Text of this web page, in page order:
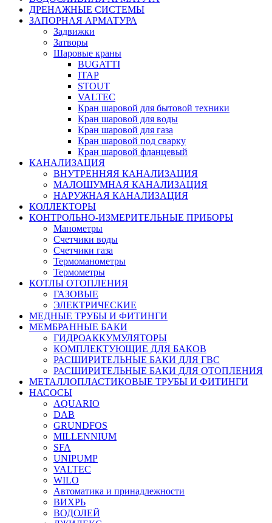
ДРЕНАЖНЫЕ СИСТЕМЫ
ЗАПОРНАЯ АРМАТУРА
Задвижки
Затворы
Шаровые краны
BUGATTI
ITAP
STOUT
VALTEC
Кран шаровой для бытовой техники
Кран шаровой для воды
Кран шаровой для газа
Кран шаровой под сварку
Кран шаровой фланцевый
КАНАЛИЗАЦИЯ
ВНУТРЕННЯЯ КАНАЛИЗАЦИЯ
МАЛОШУМНАЯ КАНАЛИЗАЦИЯ
НАРУЖНАЯ КАНАЛИЗАЦИЯ
КОЛЛЕКТОРЫ
КОНТРОЛЬНО-ИЗМЕРИТЕЛЬНЫЕ ПРИБОРЫ
Манометры
Счетчики воды
Счетчики газа
Термоманометры
Термометры
КОТЛЫ ОТОПЛЕНИЯ
ГАЗОВЫЕ
ЭЛЕКТРИЧЕСКИЕ
МЕДНЫЕ ТРУБЫ И ФИТИНГИ
МЕМБРАННЫЕ БАКИ
ГИДРОАККУМУЛЯТОРЫ
КОМПЛЕКТУЮЩИЕ ДЛЯ БАКОВ
РАСШИРИТЕЛЬНЫЕ БАКИ ДЛЯ ГВС
РАСШИРИТЕЛЬНЫЕ БАКИ ДЛЯ ОТОПЛЕНИЯ
МЕТАЛЛОПЛАСТИКОВЫЕ ТРУБЫ И ФИТИНГИ
НАСОСЫ
AQUARIO
DAB
GRUNDFOS
MILLENNIUM
SFA
UNIPUMP
VALTEC
WILO
Автоматика и принадлежности
ВИХРЬ
ВОДОЛЕЙ